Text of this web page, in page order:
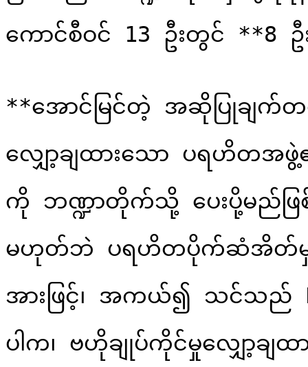
ကောင်စီဝင် 13 ဦးတွင် **8 ဦ
**အောင်မြင်တဲ့ အဆိုပြုချက်
လျှော့ချထားသော ပရဟိတအ
ကို ဘဏ္ဍာတိုက်သို့ ပေးပို့မည်ဖ
မဟုတ်ဘဲ ပရဟိတပိုက်ဆံအိတ်မှ
အားဖြင့်၊ အကယ်၍ သင်သည်
ပါက၊ ဗဟိုချုပ်ကိုင်မှုလျှော့